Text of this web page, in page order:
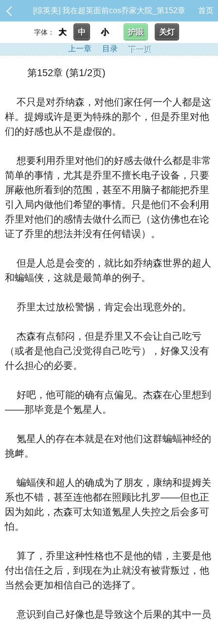
[综英美] 我在超英面前cos乔家大院_第152章 首页
字体： 大 中 小 护眼
关灯
上一章
目录 下一页
第152章 (第1/2页)
不只是对乔纳森，对他们家任何一个人都是这
样。提姆或许是更为特殊的那个，但是乔里对他
们的好感也从不是虚假的。
想要利用乔里对他们的好感去做什么都是非常
简单的事情，尤其是乔里不擅长电子设备，只要
屏蔽他所看到的范围，甚至不用脑子都能把乔里
引入局内做他们希望的事情。只是他们不会利用
乔里对他们的感情去做什么而已（这仿佛也在论
证了乔里的想法并没有任何错误）。
但是人总是会变的，就比如乔纳森世界的超人
和蝙蝠侠，这就是最简单的例子。
乔里太过放松警惕，肯定会出现意外的。
杰森有点郁闷，但是乔里又不会让自己吃亏
（或者是他自己没觉得自己吃亏），好像又没有
什么担心的必要。
好吧，他可能的确有点偏见。杰森在心里想到
——那毕竟是个氪星人。
氪星人的存在本就是在对他们这群蝙蝠神经的
挑衅。
蝙蝠侠和超人的确成为了朋友，康纳和提姆关
系也不错，甚至连他都在照顾比扎罗——但也正
因为如此，杰森可太知道氪星人失控之后会多可
怕。
算了，乔里这种性格也不是他的错，主要是他
付出信任之后，到现在为止就没有被背叛过，他
当然会更加相信自己的选择了。
意识到自己好像也是导致这个后果的其中一员